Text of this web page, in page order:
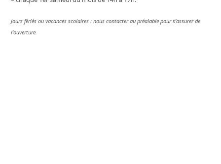
Jours fériés ou vacances scolaires : nous contacter au préalable pour s’assurer de
l’ouverture.